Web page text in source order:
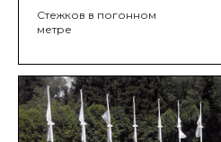
Стежков в погонном
метре